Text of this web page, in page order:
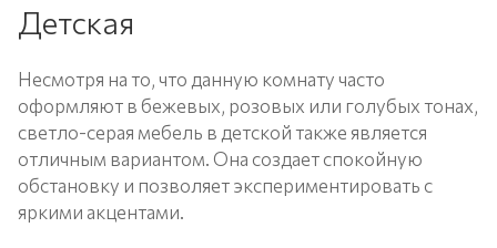
Детская
Несмотря на то, что данную комнату часто
оформляют в бежевых, розовых или голубых тонах,
светло-серая мебель в детской также является
отличным вариантом. Она создает спокойную
обстановку и позволяет экспериментировать с
яркими акцентами.